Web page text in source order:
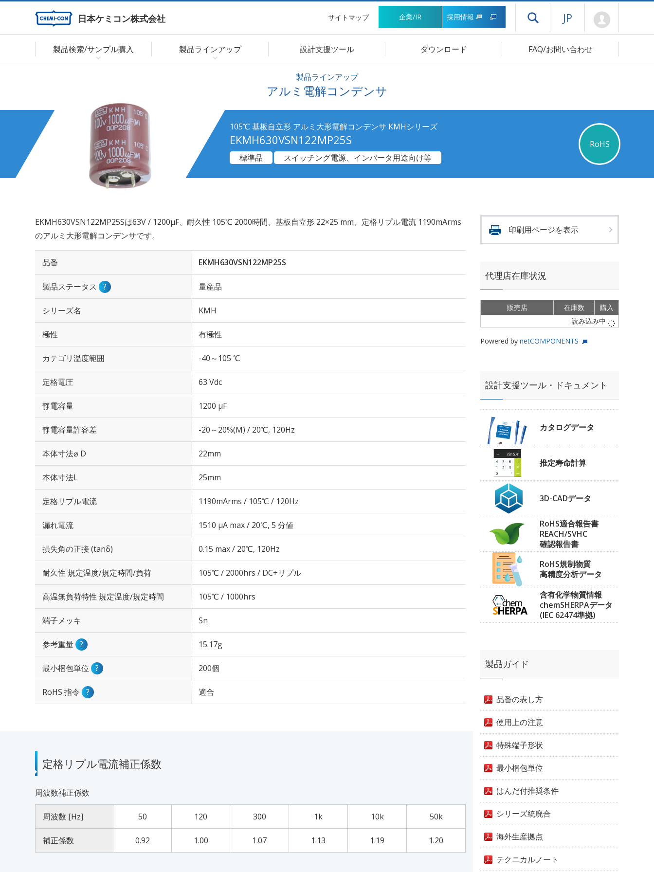
日本ケミコン株式会社 サイトマップ 企業/IR 採用情報 ドロワーメニューを開く
JP
製品検索/サンプル購入 製品ラインアップ 設計支援ツール ダウンロード FAQ/お問い合わせ
製品ラインアップ
アルミ電解コンデンサ
105℃ 基板自立形 アルミ大形電解コンデンサ KMHシリーズ
EKMH630VSN122MP25S
RoHS
標準品
スイッチング電源、インバータ用途向け等
EKMH630VSN122MP25Sは63V / 1200µF、耐久性 105℃ 2000時間、基板自立形 22×25 mm、定格リプル電流 1190mArms
のアルミ大形電解コンデンサです。
品番 EKMH630VSN122MP25S
製品ステータス ? 量産品
シリーズ名 KMH
極性 有極性
カテゴリ温度範囲 -40～105 ℃
定格電圧 63 Vdc
静電容量 1200 µF
静電容量許容差 -20～20%(M) / 20℃, 120Hz
本体寸法⌀ D 22mm
本体寸法L 25mm
定格リプル電流 1190mArms / 105℃ / 120Hz
漏れ電流 1510 μA max / 20℃, 5 分値
損失角の正接 (tanδ) 0.15 max / 20℃, 120Hz
耐久性 規定温度/規定時間/負荷 105℃ / 2000hrs / DC+リプル
高温無負荷特性 規定温度/規定時間 105℃ / 1000hrs
端子メッキ Sn
参考重量 ? 15.17g
最小梱包単位 ? 200個
RoHS 指令 ? 適合
定格リプル電流補正係数
周波数補正係数
周波数 [Hz] 50 120 300 1k 10k 50k
補正係数 0.92 1.00 1.07 1.13 1.19 1.20
印刷用ページを表示
代理店在庫状況
販売店 在庫数
購入
読み込み中
Powered by netCOMPONENTS
設計支援ツール・ドキュメント
カタログデータ
推定寿命計算
3D-CADデータ
RoHS適合報告書
REACH/SVHC
確認報告書
RoHS規制物質
高精度分析データ
含有化学物質情報
chemSHERPAデータ
(IEC 62474準拠)
製品ガイド
品番の表し方
使用上の注意
特殊端子形状
最小梱包単位
はんだ付推奨条件
シリーズ統廃合
海外生産拠点
テクニカルノート